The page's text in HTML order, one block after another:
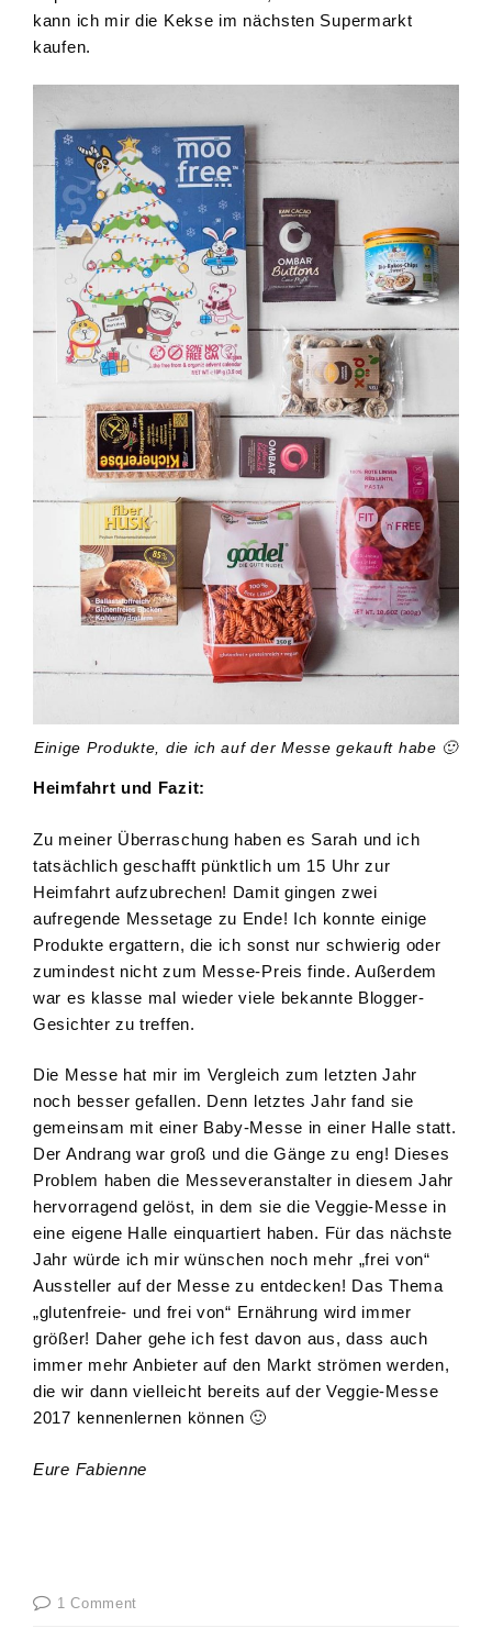
kann ich mir die Kekse im nächsten Supermarkt
kaufen.
Einige Produkte, die ich auf der Messe gekauft habe 🙂
Heimfahrt und Fazit:
Zu meiner Überraschung haben es Sarah und ich
tatsächlich geschafft pünktlich um 15 Uhr zur
Heimfahrt aufzubrechen! Damit gingen zwei
aufregende Messetage zu Ende! Ich konnte einige
Produkte ergattern, die ich sonst nur schwierig oder
zumindest nicht zum Messe-Preis finde. Außerdem
war es klasse mal wieder viele bekannte Blogger-
Gesichter zu treffen.
Die Messe hat mir im Vergleich zum letzten Jahr
noch besser gefallen. Denn letztes Jahr fand sie
gemeinsam mit einer Baby-Messe in einer Halle statt.
Der Andrang war groß und die Gänge zu eng! Dieses
Problem haben die Messeveranstalter in diesem Jahr
hervorragend gelöst, in dem sie die Veggie-Messe in
eine eigene Halle einquartiert haben. Für das nächste
Jahr würde ich mir wünschen noch mehr „frei von“
Aussteller auf der Messe zu entdecken! Das Thema
„glutenfreie- und frei von“ Ernährung wird immer
größer! Daher gehe ich fest davon aus, dass auch
immer mehr Anbieter auf den Markt strömen werden,
die wir dann vielleicht bereits auf der Veggie-Messe
2017 kennenlernen können 🙂
Eure Fabienne
1 Comment